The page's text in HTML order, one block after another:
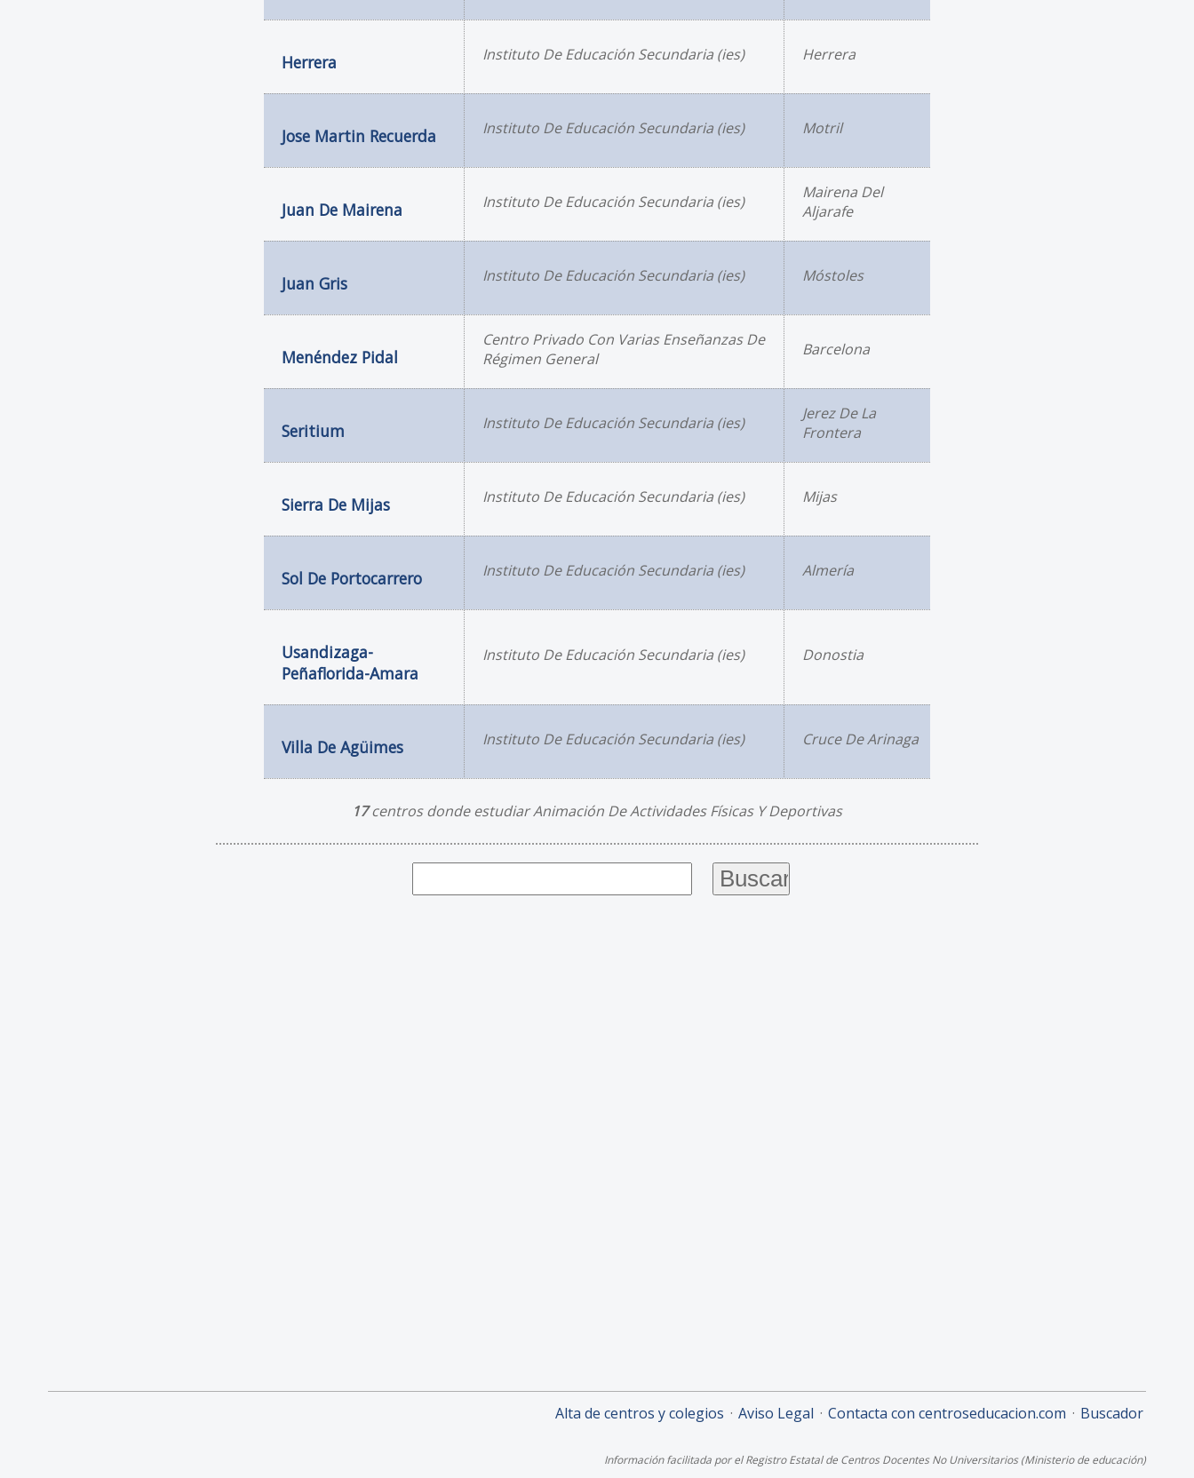
Herrera Instituto De Educación Secundaria (ies) Herrera
Jose Martin Recuerda Instituto De Educación Secundaria (ies) Motril
Juan De Mairena Instituto De Educación Secundaria (ies)
Mairena Del
Aljarafe
Juan Gris Instituto De Educación Secundaria (ies) Móstoles
Menéndez Pidal
Centro Privado Con Varias Enseñanzas De
Régimen General
Barcelona
Seritium Instituto De Educación Secundaria (ies)
Jerez De La
Frontera
Sierra De Mijas Instituto De Educación Secundaria (ies) Mijas
Sol De Portocarrero Instituto De Educación Secundaria (ies) Almería
Usandizaga-
Peñaflorida-Amara
Instituto De Educación Secundaria (ies) Donostia
Villa De Agüimes Instituto De Educación Secundaria (ies) Cruce De Arinaga
17centros donde estudiar Animación De Actividades Físicas Y Deportivas
Alta de centros y colegios Aviso Legal Contacta con centroseducacion.com Buscador
Información facilitada por el Registro Estatal de Centros Docentes No Universitarios (Ministerio de educación)